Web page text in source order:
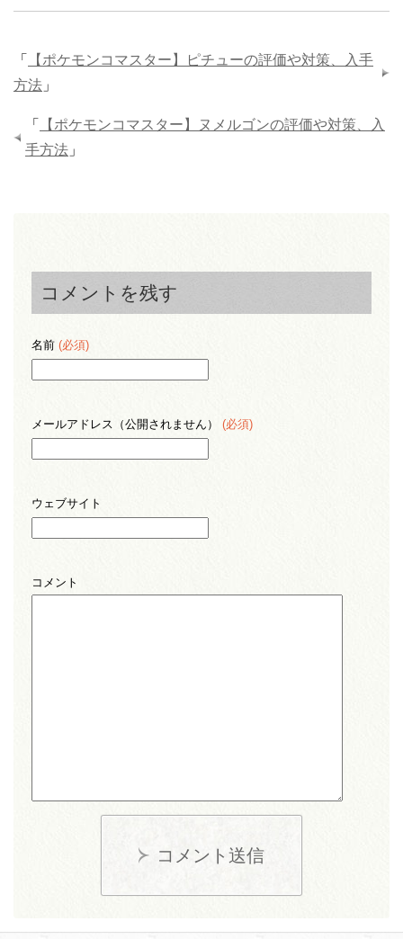
「
【ポケモンコマスター】ピチューの評価や対策、入手
方法 」
「
【ポケモンコマスター】ヌメルゴンの評価や対策、入
手方法 」
コメントを残す
名前 (必須)
メールアドレス（公開されません） (必須)
ウェブサイト
コメント
コメント送信